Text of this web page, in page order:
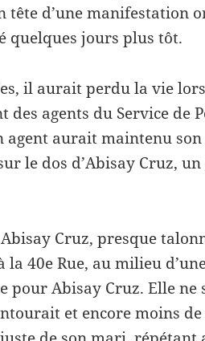
tête d’une manifestation
quelques jours plus tôt.
il aurait perdu la vie
agents du Service de
agent aurait maintenu son
le dos d’Abisay Cruz,
Cruz, presque
la 40e Rue, au milieu
pour Abisay Cruz. Elle ne
et encore moins